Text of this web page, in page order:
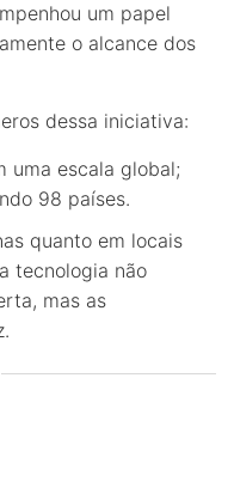
um papel
o alcance dos
dessa iniciativa:
uma escala global;
98 países.
quanto em locais
tecnologia não
mas as